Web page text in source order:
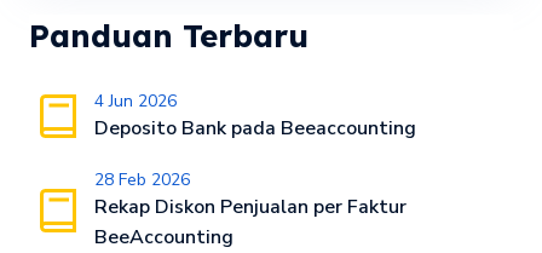
Panduan Terbaru
4 Jun 2026
Deposito Bank pada Beeaccounting
28 Feb 2026
Rekap Diskon Penjualan per Faktur
BeeAccounting